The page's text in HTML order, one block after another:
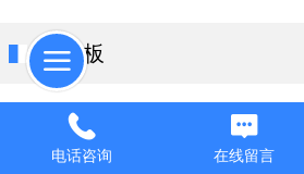
留言板
电话咨询 在线留言